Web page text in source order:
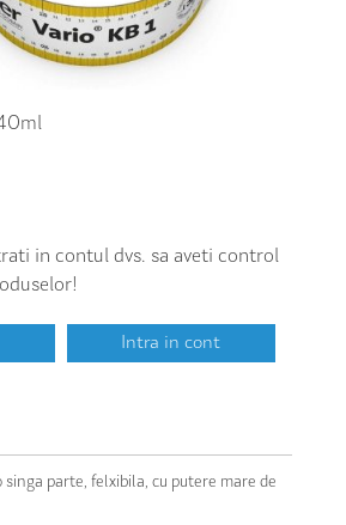
in contul dvs. sa aveti control
Intra in cont
singa parte, felxibila, cu putere mare de